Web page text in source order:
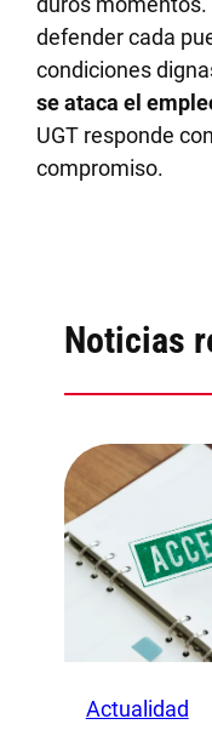
defender cada
condiciones
se ataca el
UGT responde
compromiso.
Noticias
Actualidad